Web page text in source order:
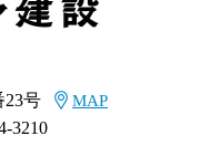
23号
MAP
3210